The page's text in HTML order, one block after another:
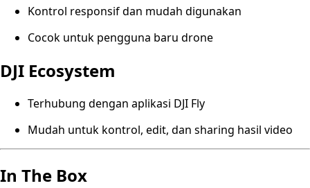
Kontrol responsif dan mudah digunakan
Cocok untuk pengguna baru drone
DJI Ecosystem
Terhubung dengan aplikasi DJI Fly
Mudah untuk kontrol, edit, dan sharing hasil video
In The Box